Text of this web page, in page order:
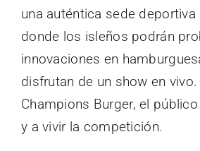
una auténtica sede deportiva
donde los isleños podrán
innovaciones en
disfrutan de un show en vivo.
Champions Burger, el
y a vivir la competición.